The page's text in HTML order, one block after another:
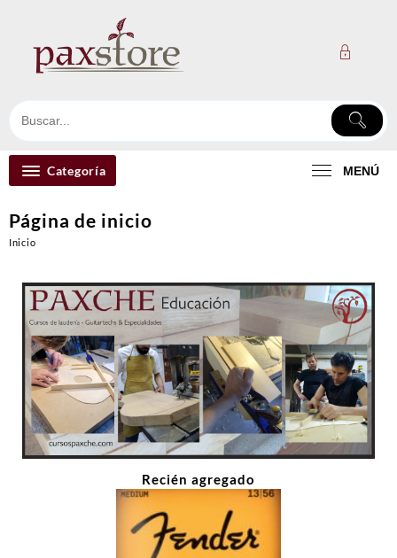
contenido
Categoría MENÚ
Página de inicio
Inicio
Recién agregado